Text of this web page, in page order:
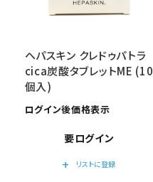
プライバシーポリシー
特定商取引法について
ヘパスキン クレドゥパトラ
cica炭酸タブレットME (10
個入)
ログイン後価格表示
要ログイン
add
リストに登録